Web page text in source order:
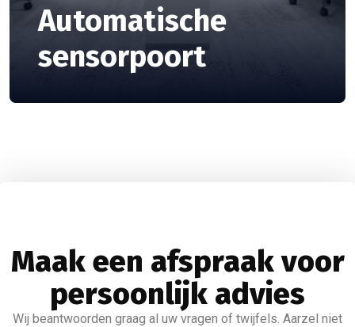
Automatische
sensorpoort
Maak een afspraak voor
persoonlijk advies
Wij beantwoorden graag al uw vragen of twijfels. Aarzel niet